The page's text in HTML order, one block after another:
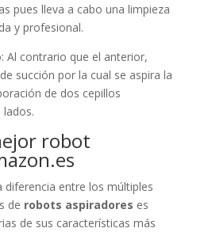
pues lleva a cabo una limpieza
y profesional.
Al contrario que el anterior,
succión por la cual se aspira la
de dos cepillos
robot
diferencia entre los múltiples
de robots aspiradores es
de sus características más